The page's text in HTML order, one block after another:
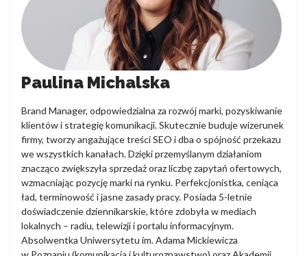
Paulina Michalska
Brand Manager, odpowiedzialna za rozwój marki, pozyskiwanie
klientów i strategię komunikacji. Skutecznie buduje wizerunek
firmy, tworzy angażujące treści SEO i dba o spójność przekazu
we wszystkich kanałach. Dzięki przemyślanym działaniom
znacząco zwiększyła sprzedaż oraz liczbę zapytań ofertowych,
wzmacniając pozycję marki na rynku. Perfekcjonistka, ceniąca
ład, terminowość i jasne zasady pracy. Posiada 5-letnie
doświadczenie dziennikarskie, które zdobyła w mediach
lokalnych – radiu, telewizji i portalu informacyjnym.
Absolwentka Uniwersytetu im. Adama Mickiewicza